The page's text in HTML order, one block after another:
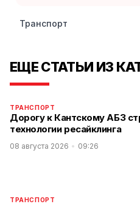
Транспорт
ЕЩЕ СТАТЬИ ИЗ
ТРАНСПОРТ
Дорогу к Кантскому АБЗ
технологии ресайклинга
08 августа 2026 09:26
ТРАНСПОРТ